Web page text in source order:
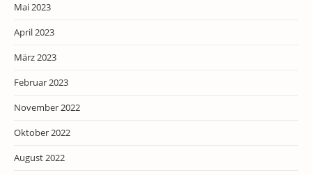
Mai 2023
April 2023
März 2023
Februar 2023
November 2022
Oktober 2022
August 2022